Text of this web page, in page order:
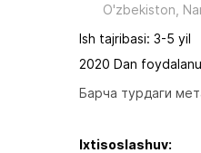
O'zbekiston,
Ish tajribasi: 3-5 yil
2020 Dan
Барча турдаги
Ixtisoslashuv: